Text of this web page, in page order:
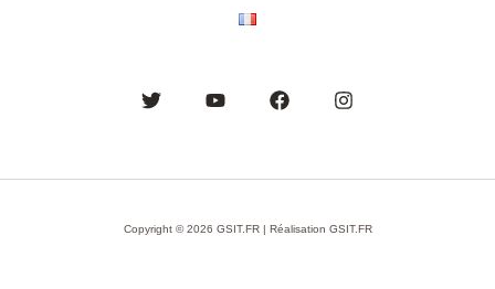
Copyright © 2026 GSIT.FR | Réalisation GSIT.FR